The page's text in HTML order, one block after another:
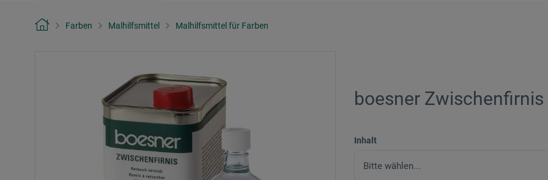
Farben Malhilfsmittel Malhilfsmittel für Farben
boesner Zwischenfirnis
Inhalt